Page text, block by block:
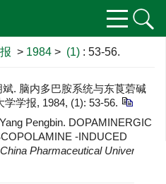
> 1984 > (1) : 53-56.
. 脑内多巴胺系统与东莨菪碱
学报, 1984, (1): 53-56.
Pengbin. DOPAMINERGIC
-INDUCED
Pharmaceutical University